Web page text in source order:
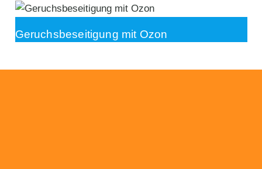
Geruchsbeseitigung mit Ozon